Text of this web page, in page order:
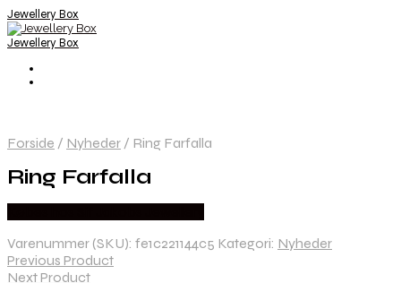
Jewellery Box
Jewellery Box
Forside / Nyheder / Ring Farfalla
Ring Farfalla
Varenummer (SKU): fe1c221144c5 Kategori: Nyheder
Previous Product
Next Product